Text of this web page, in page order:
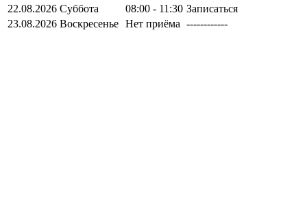
22.08.2026 Суббота 08:00 - 11:30 Записаться
23.08.2026 Воскресенье Нет приёма ------------